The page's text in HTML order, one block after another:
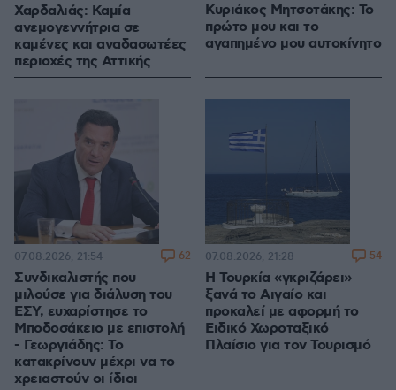
Χαρδαλιάς: Καμία
ανεμογεννήτρια σε
καμένες και αναδασωτέες
περιοχές της Αττικής
Κυριάκος Μητσοτάκης: Το
πρώτο μου και το
αγαπημένο μου αυτοκίνητο
Συνδικαλιστής που
μιλούσε για διάλυση του
ΕΣΥ, ευχαρίστησε το
Μποδοσάκειο με επιστολή
- Γεωργιάδης: Το
κατακρίνουν μέχρι να το
χρειαστούν οι ίδιοι
07.08.2026, 21:54 62
Η Τουρκία «γκριζάρει»
ξανά το Αιγαίο και
προκαλεί με αφορμή το
Ειδικό Χωροταξικό
Πλαίσιο για τον Τουρισμό
07.08.2026, 21:28 54